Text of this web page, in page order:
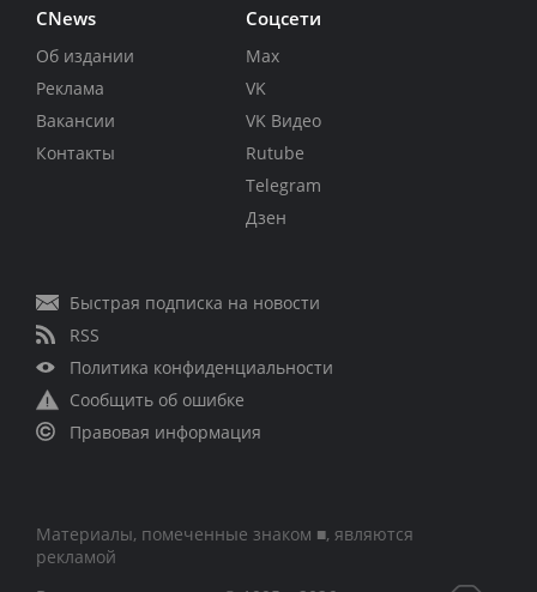
CNews
Об издании
Реклама
Вакансии
Контакты
Соцсети
Max
VK
VK Видео
Rutube
Telegram
Дзен
Быстрая подписка на новости
RSS
Политика конфиденциальности
Сообщить об ошибке
Правовая информация
Материалы, помеченные знаком ■, являются
рекламой